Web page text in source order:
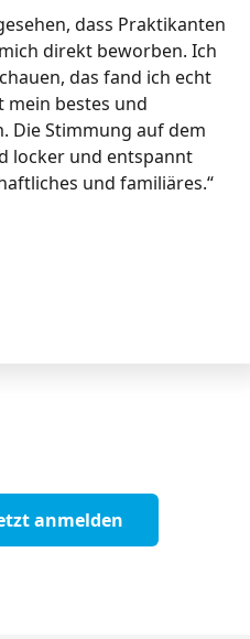
dass Praktikanten
direkt beworben. Ich
das fand ich echt
mein bestes und
Die Stimmung auf dem
locker und entspannt
und familiäres.“
anmelden